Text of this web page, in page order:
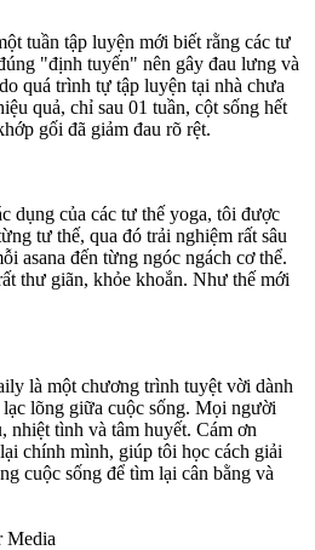
tuần tập luyện mới biết rằng các tư
"định tuyến" nên gây đau lưng và
quá trình tự tập luyện tại nhà chưa
quả, chỉ sau 01 tuần, cột sống hết
gối đã giảm đau rõ rệt.
dụng của các tư thế yoga, tôi được
tư thế, qua đó trải nghiệm rất sâu
asana đến từng ngóc ngách cơ thể.
thư giãn, khỏe khoắn. Như thế mới
là một chương trình tuyệt vời dành
lõng giữa cuộc sống. Mọi người
nhiệt tình và tâm huyết. Cám ơn
chính mình, giúp tôi học cách giải
cuộc sống để tìm lại cân bằng và
Media